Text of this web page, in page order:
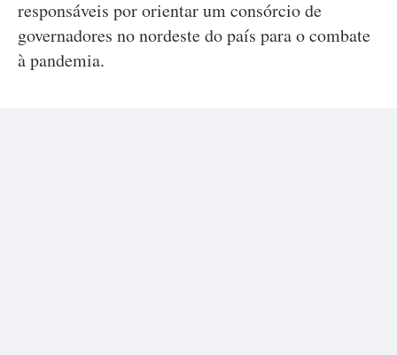
responsáveis por orientar um consórcio de
governadores no nordeste do país para o combate
à pandemia.